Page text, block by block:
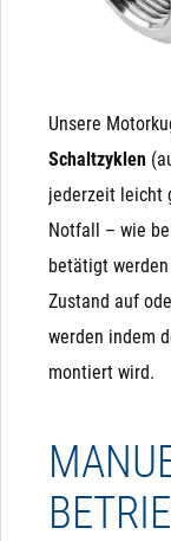
Unsere
Schaltzyklen
jederzeit leicht
Notfall – wie
betätigt
Zustand auf
werden indem
montiert wird.